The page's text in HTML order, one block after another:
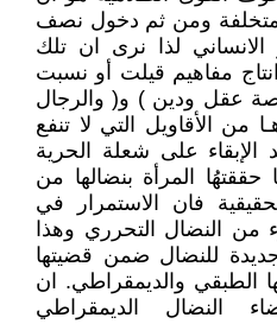
ومن ثم دخول نصف
لذا نرى ان تلك
مفاهيم قيلت أو نسبت
عقل ودين ) و( والرجال
من الأقاويل التي لا تنفع
الإبقاء على شعلة الحرية
المرأة بنضالها من
فان الاستمرار في
من النضال التحرري وهذا
للنضال ضمن قضيتها
الطبقي والديمقراطي. ان
النضال الديمقراطي